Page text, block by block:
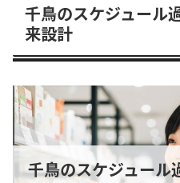
千鳥のスケジュール
来設計
千鳥のスケジュール